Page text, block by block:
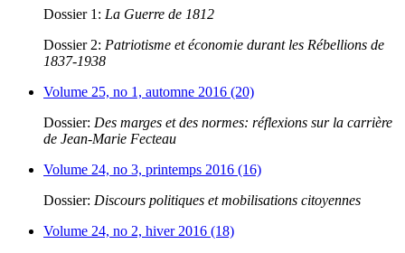
Dossier 1: La Guerre de 1812
Dossier 2: Patriotisme et économie durant les Rébellions de
1837-1938
Volume 25, no 1, automne 2016 (20)
Dossier: Des marges et des normes: réflexions sur la carrière
de Jean-Marie Fecteau
Volume 24, no 3, printemps 2016 (16)
Dossier: Discours politiques et mobilisations citoyennes
Volume 24, no 2, hiver 2016 (18)